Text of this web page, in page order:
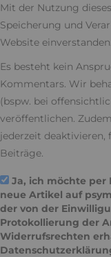
Mit der Nutzung
Speicherung und
Website
Es besteht kein
Kommentars. Wir
(bspw. bei
veröffentlichen.
jederzeit deaktivieren,
Beiträge.
Ja, ich möchte per
neue Artikel auf
der von der
Protokollierung der
Widerrufsrechten